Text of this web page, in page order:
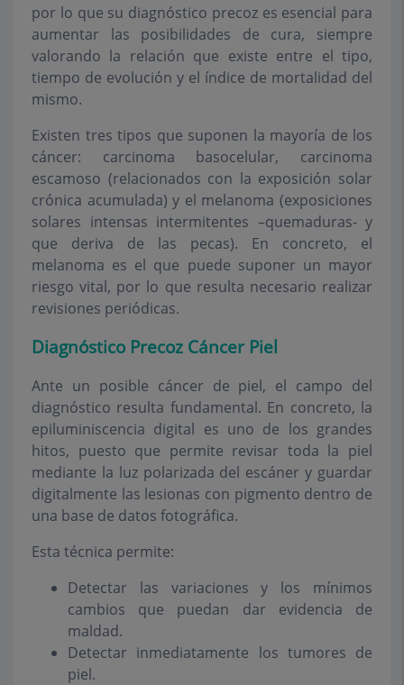
por lo que su diagnóstico precoz es esencial para
aumentar las posibilidades de cura, siempre
valorando la relación que existe entre el tipo,
tiempo de evolución y el índice de mortalidad del
mismo.
Existen tres tipos que suponen la mayoría de los
cáncer: carcinoma basocelular, carcinoma
escamoso (relacionados con la exposición solar
crónica acumulada) y el melanoma (exposiciones
solares intensas intermitentes –quemaduras- y
que deriva de las pecas). En concreto, el
melanoma es el que puede suponer un mayor
riesgo vital, por lo que resulta necesario realizar
revisiones periódicas.
Diagnóstico Precoz Cáncer Piel
Ante un posible cáncer de piel, el campo del
diagnóstico resulta fundamental. En concreto, la
epiluminiscencia digital es uno de los grandes
hitos, puesto que permite revisar toda la piel
mediante la luz polarizada del escáner y guardar
digitalmente las lesionas con pigmento dentro de
una base de datos fotográfica.
Esta técnica permite:
Detectar las variaciones y los mínimos
cambios que puedan dar evidencia de
maldad.
Detectar inmediatamente los tumores de
piel.